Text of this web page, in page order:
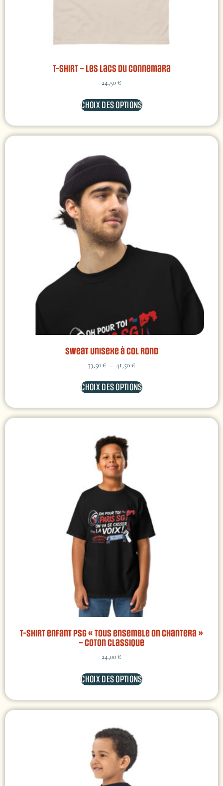
T-shirt – Les lacs du Connemara
24,50€
CHOIX DES OPTIONS
Sweat Unisexe à Col Rond
33,50€ – 41,50€
CHOIX DES OPTIONS
T-shirt enfant PSG « Tous ensemble on chantera »
– coton classique
24,00€
CHOIX DES OPTIONS